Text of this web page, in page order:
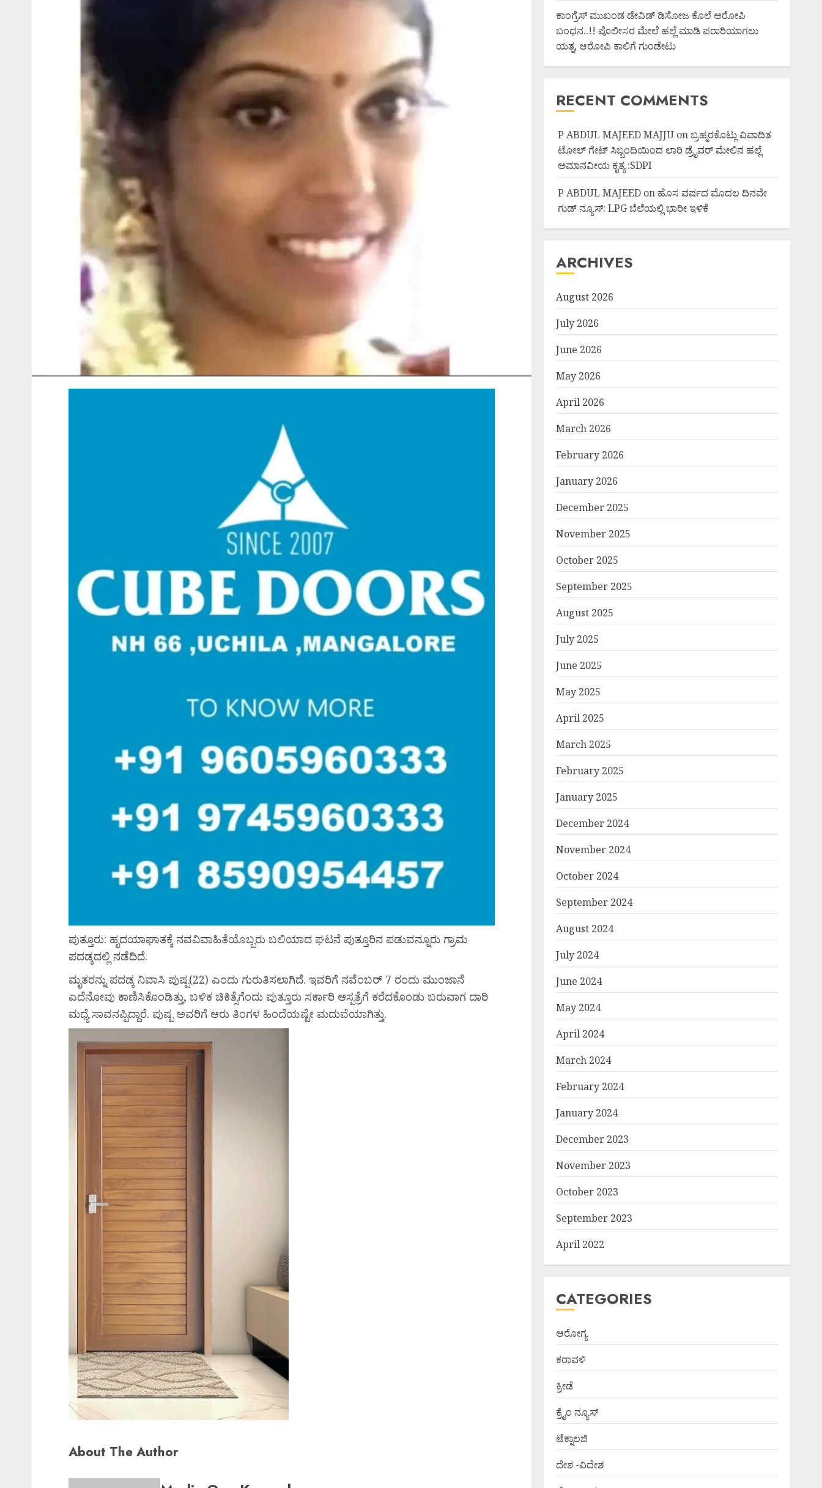
ಪುತ್ತೂರು: ಹೃದಯಾಘಾತಕ್ಕೆ ನವವಿವಾಹಿತೆಯೊಬ್ಬರು ಬಲಿಯಾದ ಘಟನೆ ಪುತ್ತೂರಿನ ಪಡುವನ್ನೂರು ಗ್ರಾಮ
ಪದಡ್ಕದಲ್ಲಿ ನಡೆದಿದೆ.
ಮೃತರನ್ನು ಪದಡ್ಕ ನಿವಾಸಿ ಪುಷ್ಪ(22) ಎಂದು ಗುರುತಿಸಲಾಗಿದೆ. ಇವರಿಗೆ ನವೆಂಬರ್ 7 ರಂದು ಮುಂಜಾನೆ
ಎದೆನೋವು ಕಾಣಿಸಿಕೊಂಡಿತ್ತು, ಬಳಿಕ ಚಿಕಿತ್ಸೆಗೆಂದು ಪುತ್ತೂರು ಸರ್ಕಾರಿ ಆಸ್ಪತ್ರೆಗೆ ಕರೆದಕೊಂಡು ಬರುವಾಗ ದಾರಿ
ಮಧ್ಯೆ ಸಾವನಪ್ಪಿದ್ದಾರೆ. ಪುಷ್ಪ ಅವರಿಗೆ ಆರು ತಿಂಗಳ ಹಿಂದೆಯಷ್ಟೇ ಮದುವೆಯಾಗಿತ್ತು.
About The Author
ಕಾಂಗ್ರೆಸ್ ಮುಖಂಡ ಡೇವಿಡ್ ಡಿಸೋಜ ಕೊಲೆ ಆರೋಪಿ
ಬಂಧನ..!! ಪೊಲೀಸರ ಮೇಲೆ ಹಲ್ಲೆ ಮಾಡಿ ಪರಾರಿಯಾಗಲು
ಯತ್ನ, ಆರೋಪಿ ಕಾಲಿಗೆ ಗುಂಡೇಟು
RECENT COMMENTS
P ABDUL MAJEED MAJJUonಬ್ರಹ್ಮರಕೊಟ್ಲು ವಿವಾದಿತ
ಟೋಲ್ ಗೇಟ್ ಸಿಬ್ಬಂದಿಯಿಂದ ಲಾರಿ ಡ್ರೈವರ್ ಮೇಲಿನ ಹಲ್ಲೆ
ಅಮಾನವೀಯ ಕೃತ್ಯ :SDPI
P ABDUL MAJEEDon ಹೊಸ ವರ್ಷದ ಮೊದಲ ದಿನವೇ
ಗುಡ್ ನ್ಯೂಸ್: LPG ಬೆಲೆಯಲ್ಲಿ ಭಾರೀ ಇಳಿಕೆ
ARCHIVES
August 2026
July 2026
June 2026
May 2026
April 2026
March 2026
February 2026
January 2026
December 2025
November 2025
October 2025
September 2025
August 2025
July 2025
June 2025
May 2025
April 2025
March 2025
February 2025
January 2025
December 2024
November 2024
October 2024
September 2024
August 2024
July 2024
June 2024
May 2024
April 2024
March 2024
February 2024
January 2024
December 2023
November 2023
October 2023
September 2023
April 2022
CATEGORIES
ಆರೋಗ್ಯ
ಕರಾವಳಿ
ಕ್ರೀಡೆ
ಕ್ರೈಂ ನ್ಯೂಸ್
ಟೆಕ್ನಾಲಜಿ
ದೇಶ -ವಿದೇಶ